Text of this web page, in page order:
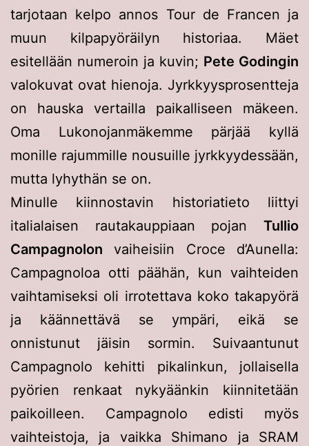
tarjotaan kelpo annos Tour de Francen ja
muun kilpapyöräilyn historiaa. Mäet
esitellään numeroin ja kuvin; Pete Godingin
valokuvat ovat hienoja. Jyrkkyysprosentteja
on hauska vertailla paikalliseen mäkeen.
Oma Lukonojanmäkemme pärjää kyllä
monille rajummille nousuille jyrkkyydessään,
mutta lyhythän se on.
Minulle kiinnostavin historiatieto liittyi
italialaisen rautakauppiaan pojan Tullio
Campagnolon vaiheisiin Croce d’Aunella:
Campagnoloa otti päähän, kun vaihteiden
vaihtamiseksi oli irrotettava koko takapyörä
ja käännettävä se ympäri, eikä se
onnistunut jäisin sormin. Suivaantunut
Campagnolo kehitti pikalinkun, jollaisella
pyörien renkaat nykyäänkin kiinnitetään
paikoilleen. Campagnolo edisti myös
vaihteistoja, ja vaikka Shimano ja SRAM